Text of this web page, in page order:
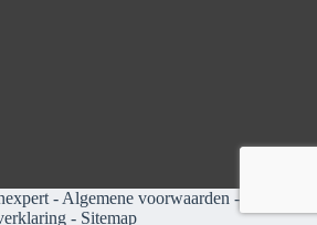
- Algemene voorwaarden -
- Sitemap